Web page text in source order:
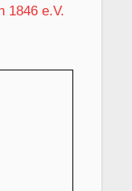
1846 e.V.